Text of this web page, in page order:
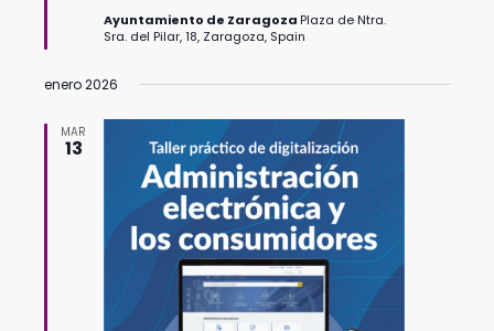
Ayuntamiento de Zaragoza Plaza de Ntra.
Sra. del Pilar, 18, Zaragoza, Spain
enero 2026
MAR
13